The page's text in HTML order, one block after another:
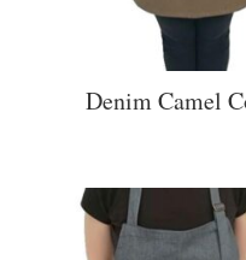
Denim Camel